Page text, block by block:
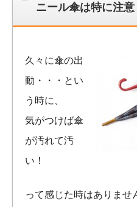
ニール傘は特に注意
久々に傘の出
動・・・とい
う時に、
気がつけば傘
が汚れて汚
い！
って感じた時はありませ